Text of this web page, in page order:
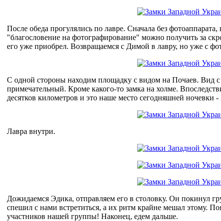
После обеда прогулялись по лавре. Сначала без
"благословение на фотографирование" можно получить за
его уже приобрел. Возвращаемся с Димой в лавру, но уже с
С одной стороны находим площадку с видом на Почаев. Вид
примечательный. Кроме какого-то замка на холме.
десятков километров и это наше место сегодняшней ночевки
Лавра внутри.
Дожидаемся Эдика, отправляем его в столовку. Он покинул
спешил с нами встретиться, а их ритм крайне мешал этому.
участников нашей группы! Наконец, едем дальше.